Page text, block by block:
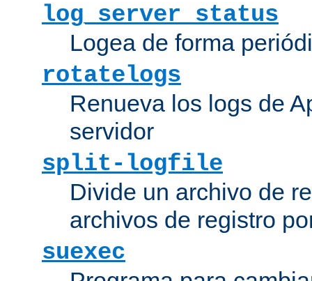
log_server_status
Logea de forma
rotatelogs
Renueva los logs de
servidor
split-logfile
Divide un archivo de
archivos de registro
suexec